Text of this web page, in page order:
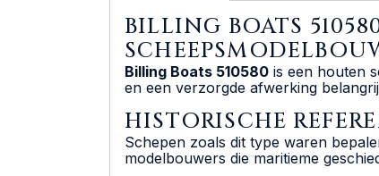
BILLING BOATS
Billing Boats 510580 is een houten
en een verzorgde afwerking
HISTORISCHE
Schepen zoals dit type waren
modelbouwers die maritieme